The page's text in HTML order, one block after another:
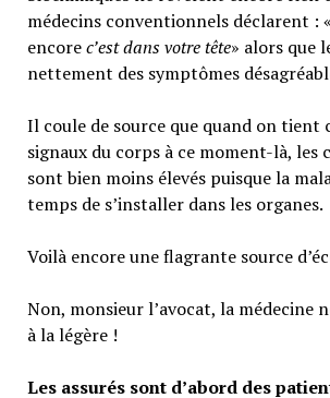
médecins conventionnels déclarent : «
encorec’est dans votre tête» alors que
nettement des symptômes
Il coule de source que quand on tient
signaux du corps à ce moment-là, les
sont bien moins élevés puisque la
temps de s’installer dans les organes.
Voilà encore une flagrante source
Non, monsieur l’avocat, la médecine
à la légère !
Les assurés sont d’abord des